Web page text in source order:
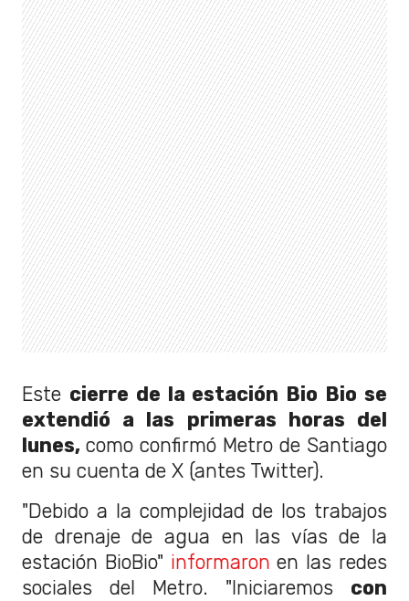
Este cierre de la estación Bio Bio se
extendió a las primeras horas del
lunes, como confirmó Metro de Santiago
en su cuenta de X (antes Twitter).
"Debido a la complejidad de los trabajos
de drenaje de agua en las vías de la
estación BioBio" informaron en las redes
sociales del Metro. "Iniciaremos con